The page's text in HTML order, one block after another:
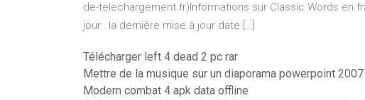
de-telechargement.fr)Informations sur Classic Words en
jour : la dernière mise à jour date […]
Télécharger left 4 dead 2 pc rar
Mettre de la musique sur un diaporama powerpoint 2007
Modern combat 4 apk data offline